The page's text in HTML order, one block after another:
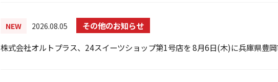
NEW 2026.08.05
その他のお知らせ
株式会社オルトプラス、24スイーツショップ第1号店を 8月6日(木)に兵庫県豊